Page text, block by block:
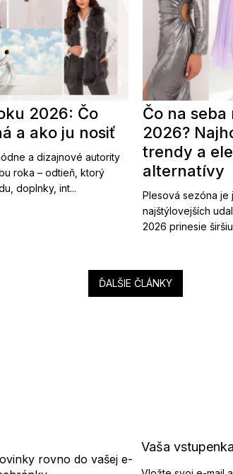
2026: Čo
a ako ju nosiť
a dizajnové autority
roka – odtieň, ktorý
doplnky, int...
Čo na seba
2026?
trendy a
alternatívy
Plesová sezóna je
najštýlovejších
2026 prinesie
ĎALŠIE ČLÁNKY
rovno do vašej e-
Vaša